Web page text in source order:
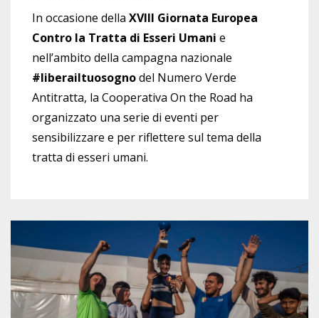
In occasione della XVIII Giornata Europea
Contro la Tratta di Esseri Umani e
nell’ambito della campagna nazionale
#liberailtuosognodel Numero Verde
Antitratta, la Cooperativa On the Road ha
organizzato una serie di eventi per
sensibilizzare e per riflettere sul tema della
tratta di esseri umani.